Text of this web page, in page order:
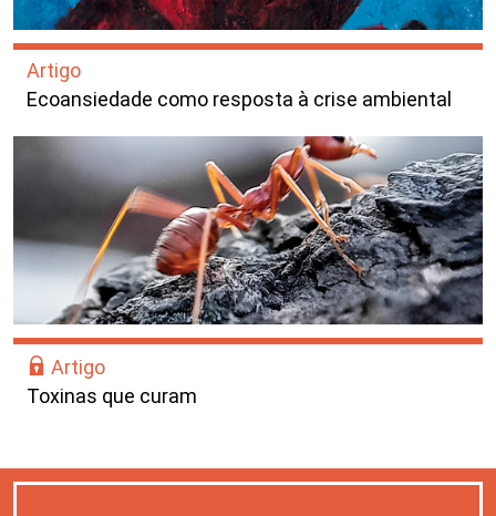
Artigo
Ecoansiedade como resposta à crise ambiental
Artigo
Toxinas que curam